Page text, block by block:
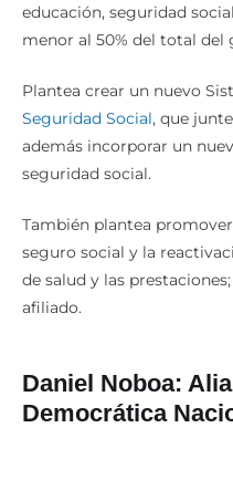
educación, seguridad
menor al 50% del total del
Plantea crear un nuevo
Seguridad Social, que
además incorporar un
seguridad social.
También plantea
seguro social y la
de salud y las
afiliado.
Daniel Noboa:
Democrática